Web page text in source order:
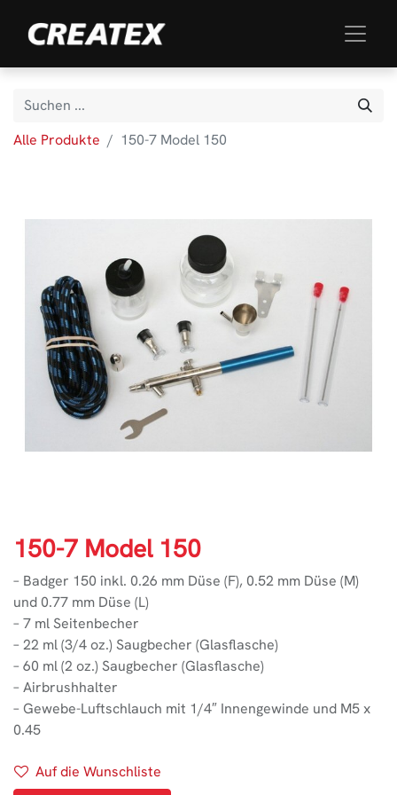
Alle Produkte 150-7 Model 150
150-7 Model 150
– Badger 150 inkl. 0.26 mm Düse (F), 0.52 mm Düse (M)
und 0.77 mm Düse (L)
– 7 ml Seitenbecher
– 22 ml (3/4 oz.) Saugbecher (Glasflasche)
– 60 ml (2 oz.) Saugbecher (Glasflasche)
– Airbrushhalter
– Gewebe-Luftschlauch mit 1/4″ Innengewinde und M5 x
0.45
Auf die Wunschliste